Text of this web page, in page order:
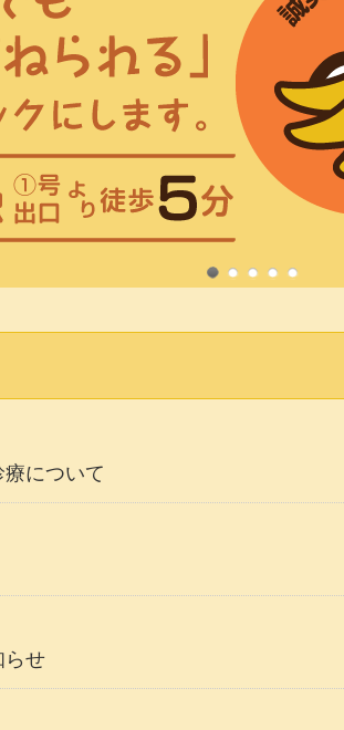
について
らせ